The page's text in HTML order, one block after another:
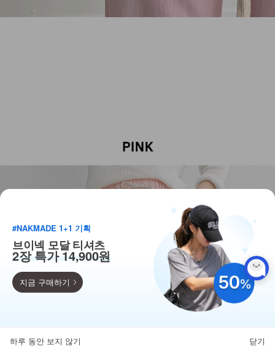
득템찬스
#NAKMADE 1+1 기획
브이넥 모달 티셔츠
2장 특가 14,900원
지금 구매하기
하루 동안 보지 않기 닫기
뒤로가기 카테고리 마이페이지